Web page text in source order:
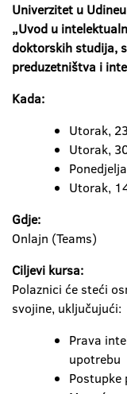
Univerzitet u
„Uvod u
doktorskih studija,
preduzetništva i
Kada:
Utorak,
Utorak,
Utorak,
Gdje:
Onlajn (Teams)
Ciljevi kursa:
Polaznici će steći
svojine, uključujući:
Prava
upotrebu
Postupke